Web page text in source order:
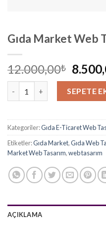
Gıda Market Web
12.000,00₺
fiyat:
SEPETE
Kategoriler:Gıda E-Ticaret Web
Etiketler:Gıda Market,Gıda Web
Market Web Tasarım,web tasarım
AÇIKLAMA